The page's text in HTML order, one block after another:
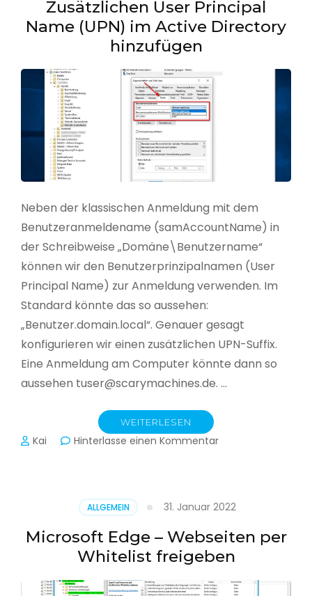
Zusätzlichen User Principal
Name (UPN) im Active Directory
hinzufügen
Neben der klassischen Anmeldung mit dem
Benutzeranmeldename (samAccountName) in
der Schreibweise „Domäne\Benutzername“
können wir den Benutzerprinzipalnamen (User
Principal Name) zur Anmeldung verwenden. Im
Standard könnte das so aussehen:
„Benutzer.domain.local“. Genauer gesagt
konfigurieren wir einen zusätzlichen UPN-Suffix.
Eine Anmeldung am Computer könnte dann so
aussehen tuser@scarymachines.de. …
WEITERLESEN
Kai Hinterlasse einen Kommentarzu
(UPN)
im
Active
Directory
ALLGEMEIN 31. Januar 2022
Microsoft Edge – Webseiten per
Whitelist freigeben